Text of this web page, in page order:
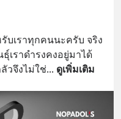
บเราทุกคนนะครับ จริง
เราดำรงคงอยู่มาได้
วจึงไม่ใช่... ดูเพิ่มเติม